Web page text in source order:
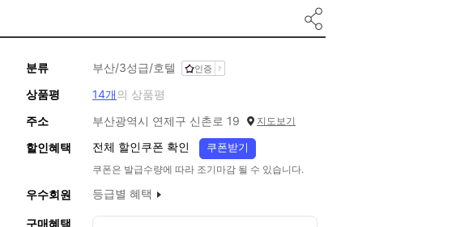
분류 부산/3성급/호텔 인증
상품평 14개의 상품평
주소
부산광역시 연제구 신촌로 19 지도보기
할인혜택 전체 할인쿠폰 확인 쿠폰받기
쿠폰은 발급수량에 따라 조기마감 될 수 있습니다.
우수회원 등급별 혜택
구매혜택